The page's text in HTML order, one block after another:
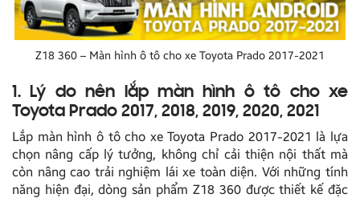
Z18 360 – Màn hình ô tô cho xe Toyota Prado 2017-2021
1. Lý do nên lắp màn hình ô tô cho xe
Toyota Prado 2017, 2018, 2019, 2020, 2021
Lắp màn hình ô tô cho xe Toyota Prado 2017-2021 là lựa
chọn nâng cấp lý tưởng, không chỉ cải thiện nội thất mà
còn nâng cao trải nghiệm lái xe toàn diện. Với những tính
năng hiện đại, dòng sản phẩm Z18 360 được thiết kế đặc